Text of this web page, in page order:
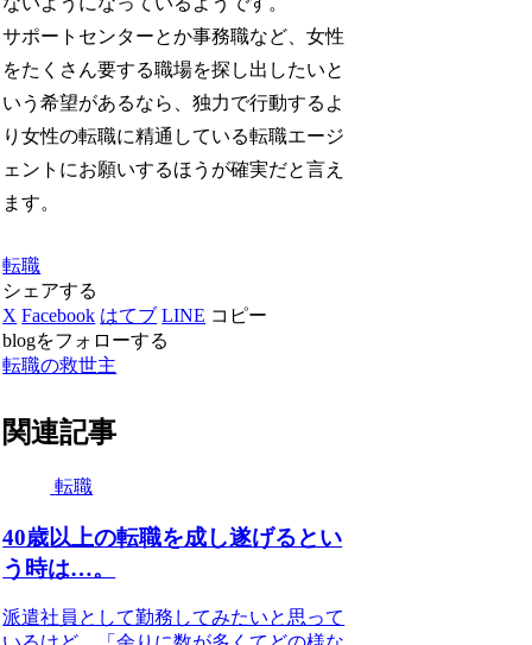
サポートセンターとか事務職など、女性
をたくさん要する職場を探し出したいと
いう希望があるなら、独力で行動するよ
り女性の転職に精通している転職エージ
ェントにお願いするほうが確実だと言え
ます。
転職
シェアする
X Facebook はてブ LINE コピー
blogをフォローする
転職の救世主
関連記事
転職
40歳以上の転職を成し遂げるとい
う時は…。
派遣社員として勤務してみたいと思って